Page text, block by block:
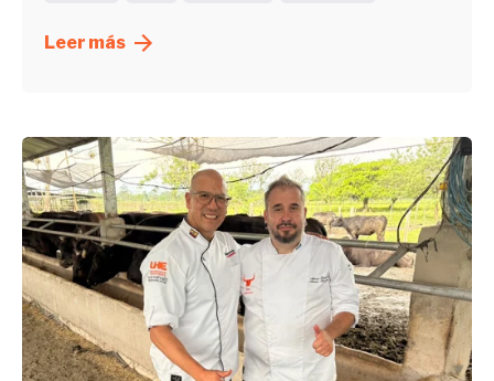
Leer más